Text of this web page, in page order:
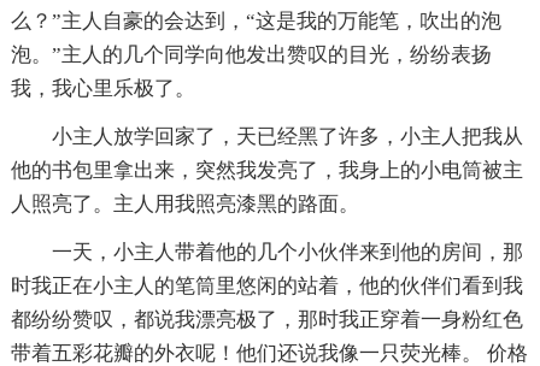
么？”主人自豪的会达到，“这是我的万能笔，吹出的泡
泡。”主人的几个同学向他发出赞叹的目光，纷纷表扬
我，我心里乐极了。
小主人放学回家了，天已经黑了许多，小主人把我从
他的书包里拿出来，突然我发亮了，我身上的小电筒被主
人照亮了。主人用我照亮漆黑的路面。
一天，小主人带着他的几个小伙伴来到他的房间，那
时我正在小主人的笔筒里悠闲的站着，他的伙伴们看到我
都纷纷赞叹，都说我漂亮极了，那时我正穿着一身粉红色
带着五彩花瓣的外衣呢！他们还说我像一只荧光棒。 价格